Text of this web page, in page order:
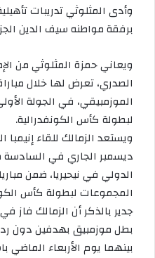
وأدى المثلوثي تدريبات
برفقة مواطنه سيف الدين
ويعاني حمزة المثلوثي من
الصدري، تعرض لها خلال
الموزمبيقي، في الجولة
لبطولة كأس الكونفدرالية.
ديسمبر الجاري في السادسة
الدولي في نيحيريا، ضمن
المجموعات لبطولة كأس
جدير بالذكر أن الزمالك فاز
بطل موزمبيق بهدفين دون
بينهما يوم الأربعاء الماضي